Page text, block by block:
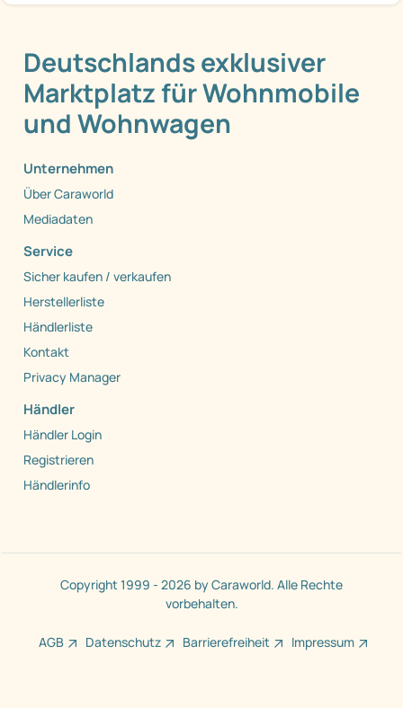
Deutschlands exklusiver
Marktplatz für Wohnmobile
und Wohnwagen
Unternehmen
Über Caraworld
Mediadaten
Service
Sicher kaufen / verkaufen
Herstellerliste
Händlerliste
Kontakt
Privacy Manager
Händler
Händler Login
Registrieren
Händlerinfo
Copyright 1999 - 2026 by Caraworld. Alle Rechte
vorbehalten.
AGB Datenschutz Barrierefreiheit Impressum